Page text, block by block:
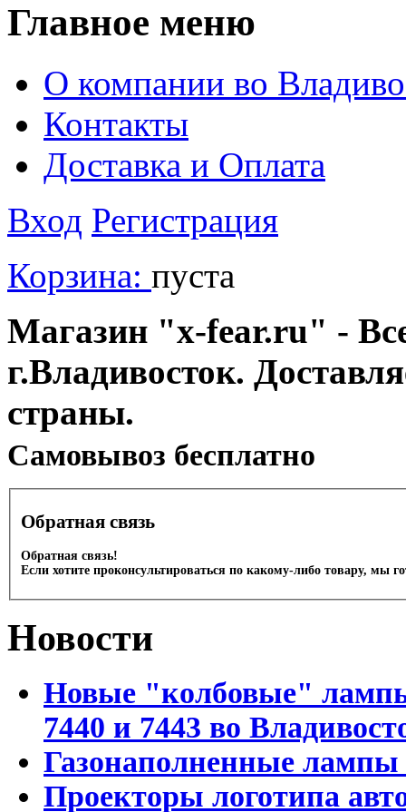
Главное меню
О компании во
Контакты
Доставка и Оплата
Вход Регистрация
Корзина: пуста
Магазин "x-fear.ru" -
г.Владивосток.
страны.
Cамовывоз бесплатно
Обратная связь
Обратная связь!
Если хотите проконсультироваться по какому-либо товару, мы
Новости
Новые "колбовые"
7440 и 7443 во
Газонаполненные лампы
Проекторы логотипа